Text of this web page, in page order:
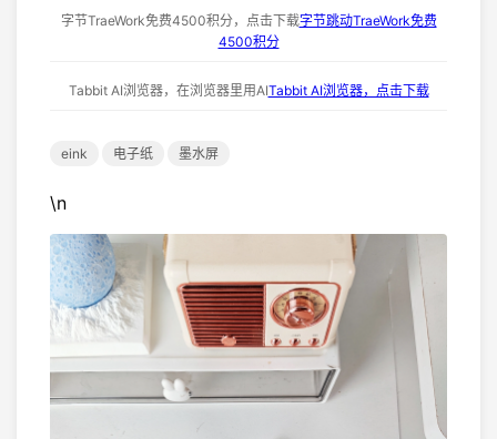
字节TraeWork免费4500积分，点击下载字节跳动TraeWork免费
4500积分
Tabbit AI浏览器，在浏览器里用AITabbit AI浏览器，点击下载
eink 电子纸 墨水屏
\n